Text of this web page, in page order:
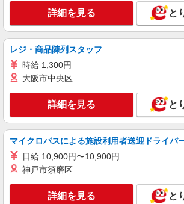
『五社駅』障害児童支援サ
務など
時給1400円〜 ＜日払い
キープ
詳細を見る と
レジ・商品陳列スタッフ
時給 1,300円
大阪市中央区
詳細を見る と
マイクロバスによる施設利用者送迎ドライバ
日給 10,900円〜10,900円
神戸市須磨区
詳細を見る と